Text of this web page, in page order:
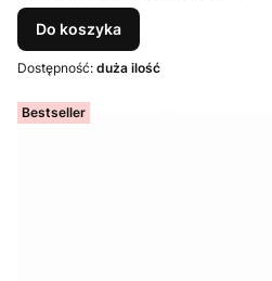
Do koszyka
Dostępność: duża ilość
Bestseller